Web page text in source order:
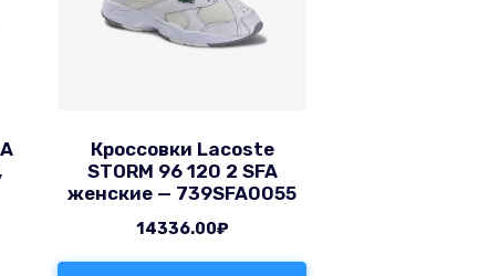
Кроссовки Lacoste
STORM 96 120 2 SFA
женские — 739SFA0055
14336.00₽